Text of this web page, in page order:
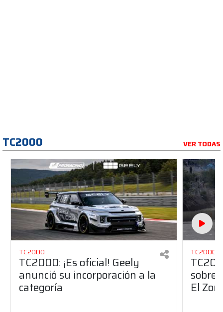
TC2000 VER TODAS
TC2000
TC2000: ¡Es oficial! Geely
anunció su incorporación a la
categoría
TC2000
sobre
El